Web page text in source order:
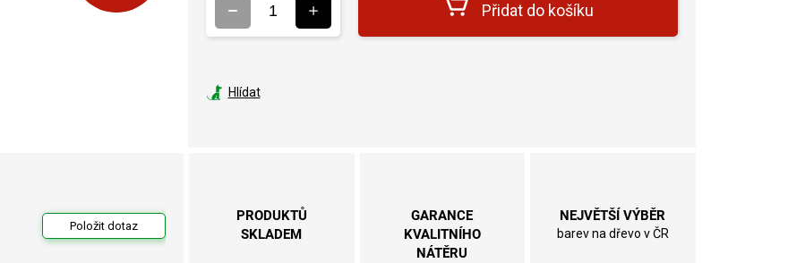
Přidat do košíku
Hlídat
Položit dotaz
PRODUKTŮ
SKLADEM
GARANCE
KVALITNÍHO
NÁTĚRU
NEJVĚTŠÍ VÝBĚR
barev na dřevo v ČR